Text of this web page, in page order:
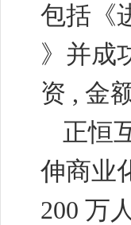
包括《
》并成
资 , 金
正恒
伸商业
200 万